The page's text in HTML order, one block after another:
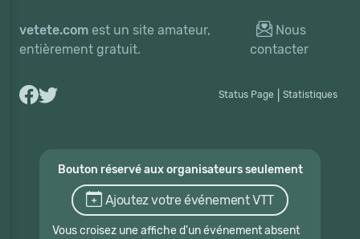
vetete.com est un site amateur,
entièrement gratuit.
Nous
contacter
Status Page Statistiques
Bouton réservé aux organisateurs seulement
Ajoutez votre événement VTT
Vous croisez une affiche d'un événement absent